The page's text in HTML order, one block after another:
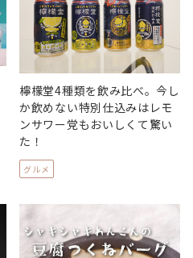
檸檬堂4種類を飲み比べ。今し
か飲めない特別仕込みはレモ
ンサワー党もおいしくて驚い
た！
グルメ